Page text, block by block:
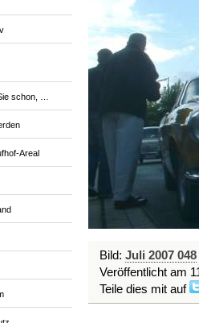
schon, …
Areal
Bild: Juli 2007 048
Veröffentlicht am
Teile dies mit auf